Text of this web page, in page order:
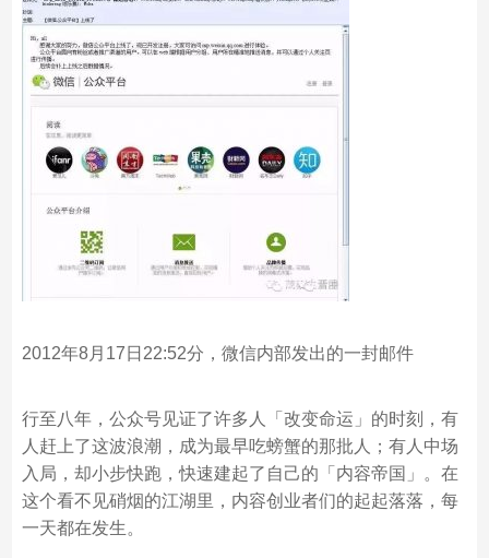
2012年8月17日22:52分，微信内部发出的一封邮件
行至八年，公众号见证了许多人「改变命运」的时刻，有
人赶上了这波浪潮，成为最早吃螃蟹的那批人；有人中场
入局，却小步快跑，快速建起了自己的「内容帝国」。在
这个看不见硝烟的江湖里，内容创业者们的起起落落，每
一天都在发生。